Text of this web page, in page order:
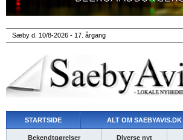
Sæby d. 10/8-2026 - 17. årgang
STARTSIDE ALT OM SAEBYAVIS.DK
Bekendtgørelser Diverse nyt